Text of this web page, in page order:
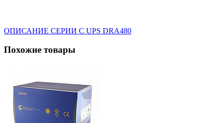
ОПИСАНИЕ СЕРИИ С UPS DRA480
Похожие товары